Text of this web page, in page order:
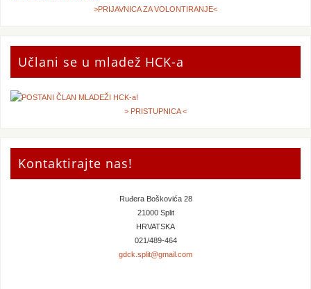
>PRIJAVNICA ZA VOLONTIRANJE<
Učlani se u mladež HCK-a
> PRISTUPNICA <
Kontaktirajte nas!
Ruđera Boškovića 28
21000 Split
HRVATSKA
021/489-464
gdck.split@gmail.com